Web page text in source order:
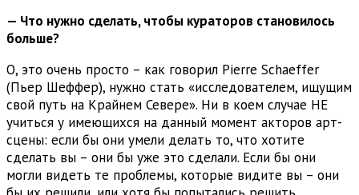
— Что нужно сделать, чтобы кураторов становилось
больше?
О, это очень просто – как говорил Pierre Schaeffer
(Пьер Шеффер), нужно стать «исследователем, ищущим
свой путь на Крайнем Севере». Ни в коем случае НЕ
учиться у имеющихся на данный момент акторов арт-
сцены: если бы они умели делать то, что хотите
сделать вы – они бы уже это сделали. Если бы они
могли видеть те проблемы, которые видите вы – они